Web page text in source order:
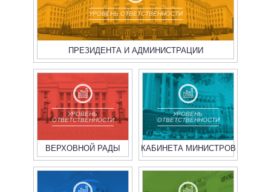
УРОВЕНЬ ОТВЕТСТВЕННОСТИ
ПРЕЗИДЕНТА И АДМИНИСТРАЦИИ
УРОВЕНЬ
ОТВЕТСТВЕННОСТИ
ВЕРХОВНОЙ РАДЫ
УРОВЕНЬ
ОТВЕТСТВЕННОСТИ
КАБИНЕТА МИНИСТРОВ